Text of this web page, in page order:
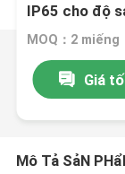
IP65 cho độ
MOQ：2 miếng
Giá
Mô Tả SảN